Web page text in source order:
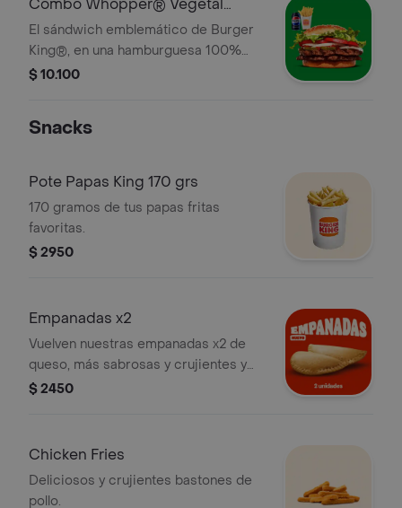
Combo Whopper® Vegetal
Doble
El sándwich emblemático de Burger
King®, en una hamburguesa 100%
Whopper Doble, 0% carne, hecha
medianas o aros de cebolla y una lata
$ 10.100
Snacks
Pote Papas King 170 grs
170 gramos de tus papas fritas
favoritas.
$ 2950
Empanadas x2
Vuelven nuestras empanadas x2 de
queso, más sabrosas y crujientes y
con muuuuuucho más queso.
$ 2450
Chicken Fries
Deliciosos y crujientes bastones de
pollo.